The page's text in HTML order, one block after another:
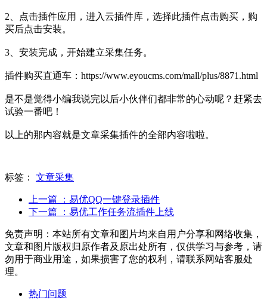
2、点击插件应用，进入云插件库，选择此插件点击购买，购
买后点击安装。
3、安装完成，开始建立采集任务。
插件购买直通车： https://www.eyoucms.com/mall/plus/8871.html
是不是觉得小编我说完以后小伙伴们都非常的心动呢？赶紧去
试验一番吧！
以上的那内容就是文章采集插件的全部内容啦啦。
标签： 文章采集
上一篇
：易优QQ一键登录插件
下一篇
：易优工作任务流插件上线
免责声明：本站所有文章和图片均来自用户分享和网络收集，
文章和图片版权归原作者及原出处所有，仅供学习与参考，请
勿用于商业用途，如果损害了您的权利，请联系网站客服处
理。
热门问题